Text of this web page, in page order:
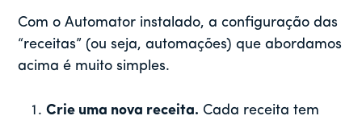
Com o Automator instalado, a configuração das
“receitas” (ou seja, automações) que abordamos
acima é muito simples.
Crie uma nova receita. Cada receita tem